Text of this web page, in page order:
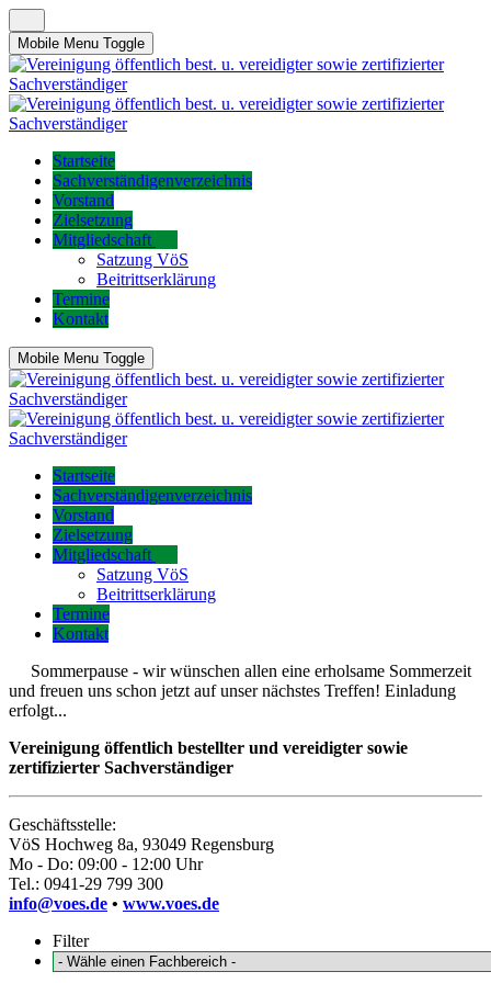
Mobile Menu Toggle
Startseite
Sachverständigenverzeichnis
Vorstand
Zielsetzung
Mitgliedschaft
Satzung VöS
Beitrittserklärung
Termine
Kontakt
Mobile Menu Toggle
Startseite
Sachverständigenverzeichnis
Vorstand
Zielsetzung
Mitgliedschaft
Satzung VöS
Beitrittserklärung
Termine
Kontakt
Sommerpause - wir wünschen allen eine erholsame Sommerzeit
und freuen uns schon jetzt auf unser nächstes Treffen! Einladung
erfolgt...
Vereinigung öffentlich bestellter und vereidigter sowie
zertifizierter Sachverständiger
Geschäftsstelle:
VöS Hochweg 8a, 93049 Regensburg
Mo - Do: 09:00 - 12:00 Uhr
Tel.: 0941-29 799 300
info@voes.de • www.voes.de
Filter